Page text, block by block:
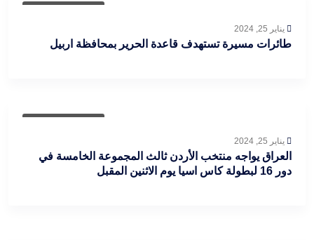
يناير 25, 2024
طائرات مسيرة تستهدف قاعدة الحرير بمحافظة اربيل
يناير 25, 2024
العراق يواجه منتخب الأردن ثالث المجموعة الخامسة في
دور 16 لبطولة كاس اسيا يوم الاثنين المقبل